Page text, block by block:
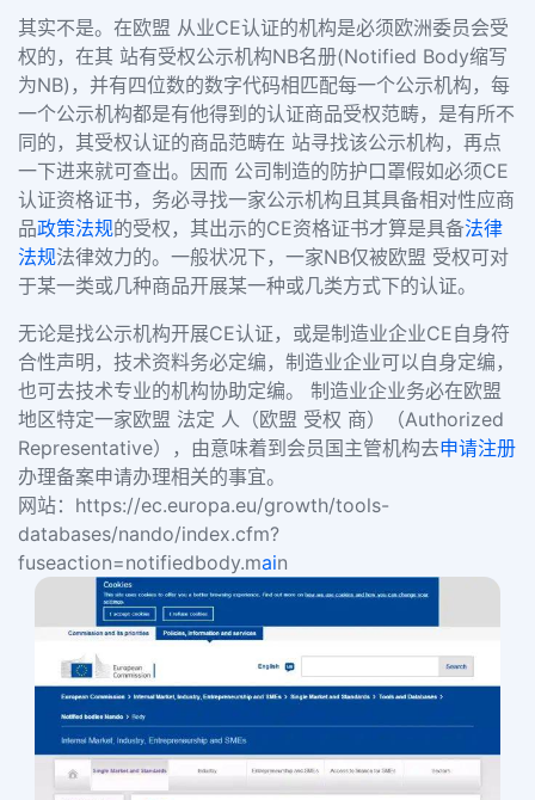
其实不是。 在欧盟 从业CE认证的机构是必须欧洲委员会受
权的，在其 站有受权公示机构NB名册(Notified Body缩写
为NB)，并有四位数的数字代码相匹配每一个公示机构，每
一个公示机构都是有他得到的认证商品受权范畴，是有所不
同的，其受权认证的商品范畴在 站寻找该公示机构，再点
一下进来就可查出。因而 公司制造的防护口罩假如必须CE
认证资格证书，务必寻找一家公示机构且其具备相对性应商
品政策法规的受权，其出示的CE资格证书才算是具备法律
法规法律效力的。一般状况下，一家NB仅被欧盟 受权可对
于某一类或几种商品开展某一种或几类方式下的认证。
无论是找公示机构开展CE认证，或是制造业企业CE自身符
合性声明，技术资料务必定编，制造业企业可以自身定编，
也可去技术专业的机构协助定编。 制造业企业务必在欧盟
地区特定一家欧盟 法定 人（欧盟 受权 商）（Authorized
Representative），由意味着到会员国主管机构去申请注册
办理备案申请办理相关的事宜。
网站：https://ec.europa.eu/growth/tools-
databases/nando/index.cfm?
fuseaction=notifiedbody.main